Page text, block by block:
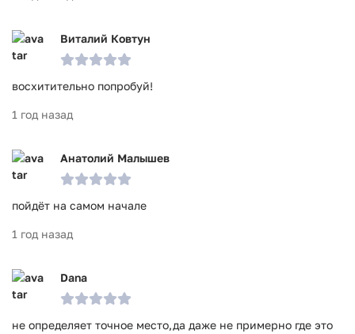
Виталий Ковтун
восхитительно попробуй!
1 год назад
Анатолий Малышев
пойдёт на самом начале
1 год назад
Dana
не определяет точное место,да даже не примерно где это